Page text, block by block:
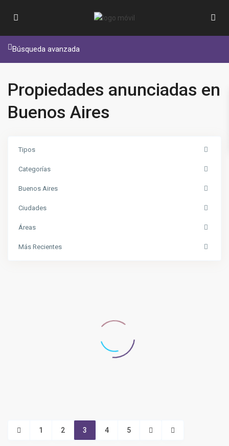
Búsqueda avanzada
Propiedades anunciadas en
Buenos Aires
Tipos
Categorías
Buenos Aires
Ciudades
Áreas
Más Recientes
1 2 3 4 5